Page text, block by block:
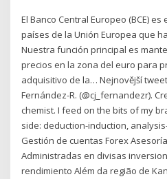
El Banco Central Europeo (BCE)
países de la Unión Europea que
Nuestra función principal es
precios en la zona del euro para
adquisitivo de la… Nejnovější
Fernández-R. (@cj_fernandezr).
chemist. I feed on the bits of my
side: deduction-induction,
Gestión de cuentas Forex
Administradas en divisas
rendimiento Além da região de